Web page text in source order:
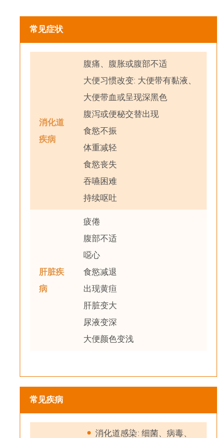
常见症状
消化道
疾病
腹痛、腹胀或腹部不适
大便习惯改变: 大便带有黏液、
大便带血或呈现深黑色
腹泻或便秘交替出现
食慾不振
体重减轻
食慾丧失
吞嚥困难
持续呕吐
肝脏疾
病
疲倦
腹部不适
噁心
食慾减退
出现黄疸
肝脏变大
尿液变深
大便颜色变浅
常见疾病
消化道感染: 细菌、病毒、